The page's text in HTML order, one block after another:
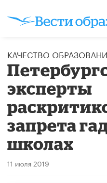
КАЧЕСТВО
эксперты
запрета
школах
11 июля 2019